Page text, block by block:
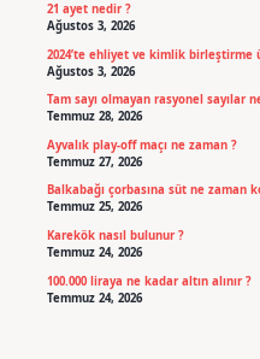
21 ayet nedir ?
Ağustos 3, 2026
2024’te ehliyet ve kimlik birleştirme
Ağustos 3, 2026
Tam sayı olmayan rasyonel sayılar
Temmuz 28, 2026
Ayvalık play-off maçı ne zaman ?
Temmuz 27, 2026
Balkabağı çorbasına süt ne zaman
Temmuz 25, 2026
Karekök nasıl bulunur ?
Temmuz 24, 2026
100.000 liraya ne kadar altın alınır ?
Temmuz 24, 2026